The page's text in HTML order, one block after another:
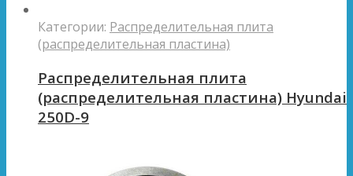
Категории: Распределительная плита
(распределительная пластина)
Распределительная плита
(распределительная пластина) Hyundai
250D-9